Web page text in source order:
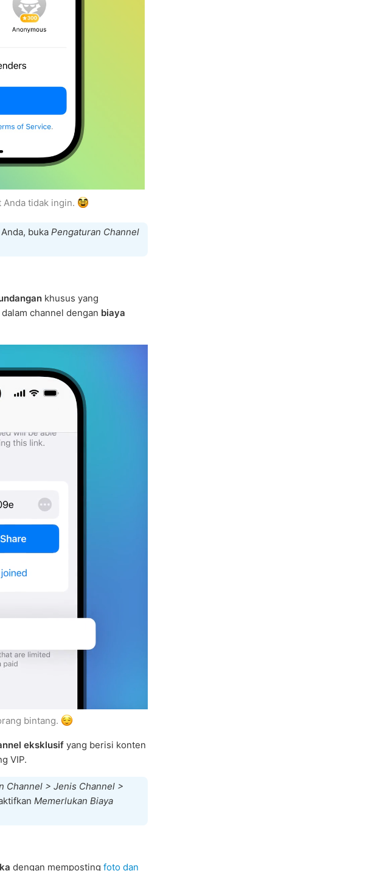
tidak ingin.
buka Pengaturan Channel
khusus yang
channel dengan biaya
bintang.
eksklusif yang berisi konten
VIP.
Channel > Jenis Channel >
Memerlukan Biaya
dengan memposting foto dan